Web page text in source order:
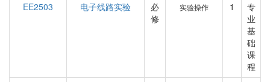
EE2503
电子线路实验
必
修
实验操作 1
专
业
基
础
课
程